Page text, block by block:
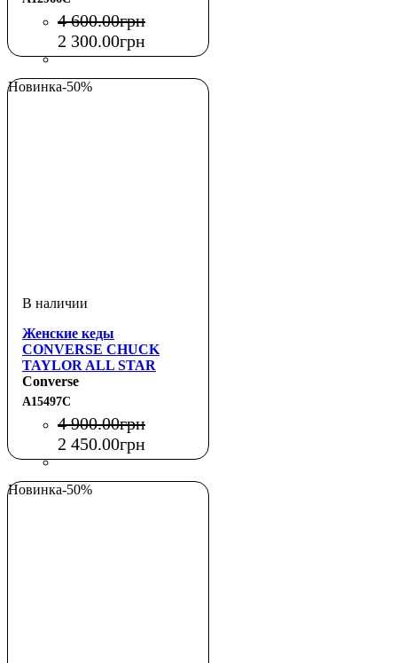
4 600.00грн
2 300.00грн
Новинка-50%
Женские кеды
CONVERSE CHUCK
TAYLOR ALL STAR
CRUISE OX BLACK /
ARCHIVE STARS
Converse
A15497C
4 900.00грн
2 450.00грн
Новинка-50%